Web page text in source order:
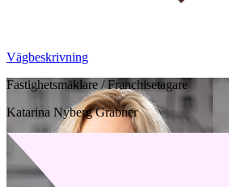
Vägbeskrivning
Fastighetsmäklare / Franchisetagare
Katarina Nyberg Grabner